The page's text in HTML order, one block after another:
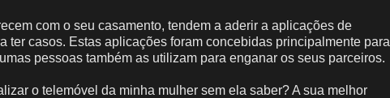
com o seu casamento, tendem a aderir a aplicações de
ter casos. Estas aplicações foram concebidas principalmente para
pessoas também as utilizam para enganar os seus parceiros.
o telemóvel da minha mulher sem ela saber? A sua melhor